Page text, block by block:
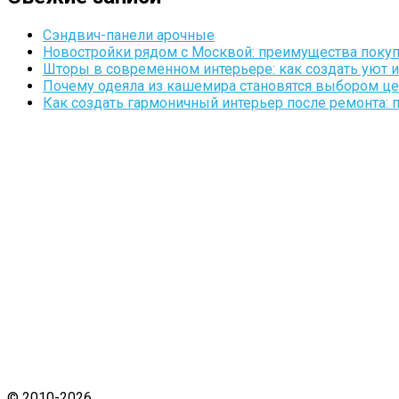
Сэндвич-панели арочные
Новостройки рядом с Москвой: преимущества
Шторы в современном интерьере: как создать уют
Почему одеяла из кашемира становятся выбором
Как создать гармоничный интерьер после ремонта: